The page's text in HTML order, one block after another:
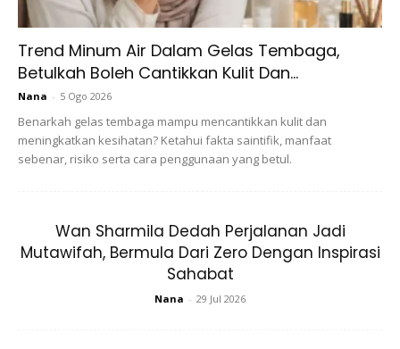
Trend Minum Air Dalam Gelas Tembaga,
Betulkah Boleh Cantikkan Kulit Dan...
Nana - 5 Ogo 2026
Benarkah gelas tembaga mampu mencantikkan kulit dan
meningkatkan kesihatan? Ketahui fakta saintifik, manfaat
sebenar, risiko serta cara penggunaan yang betul.
Wan Sharmila Dedah Perjalanan Jadi
Mutawifah, Bermula Dari Zero Dengan Inspirasi
Sahabat
Nana - 29 Jul 2026